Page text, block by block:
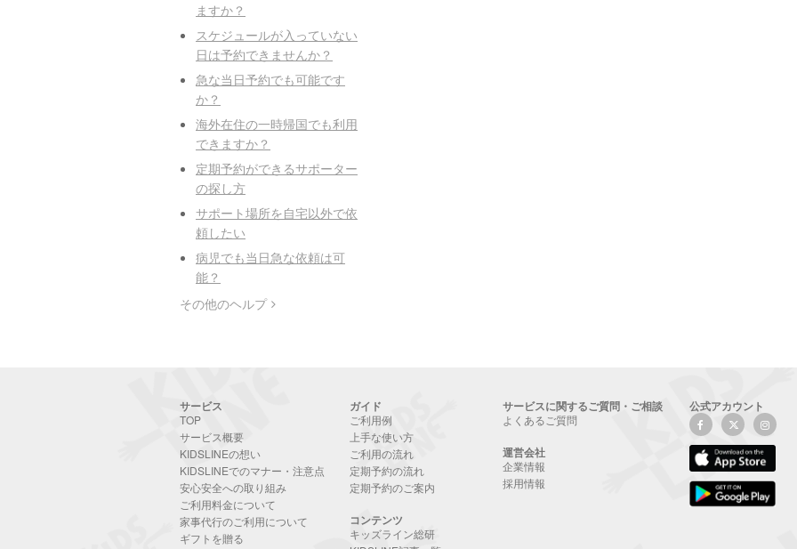
ますか？
スケジュールが入っていない
日は予約できませんか？
急な当日予約でも可能です
か？
海外在住の一時帰国でも利用
できますか？
定期予約ができるサポーター
の探し方
サポート場所を自宅以外で依
頼したい
病児でも当日急な依頼は可
能？
その他のヘルプ
サービス
TOP
サービス概要
KIDSLINEの想い
KIDSLINEでのマナー・注意点
安心安全への取り組み
ご利用料金について
家事代行のご利用について
ギフトを贈る
ガイド
ご利用例
上手な使い方
ご利用の流れ
定期予約の流れ
定期予約のご案内
コンテンツ
キッズライン総研
サービスに関するご質問・ご相談
よくあるご質問
運営会社
企業情報
採用情報
公式アカウント